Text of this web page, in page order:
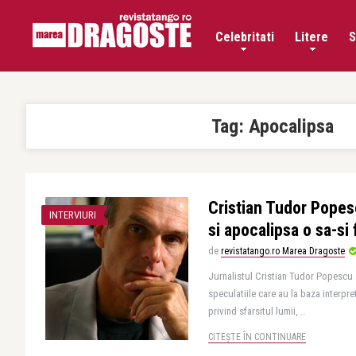
Celebritati Litere
Tag: Apocalipsa
INTERVIURI
Cristian Tudor
si apocalipsa o sa-si
de revistatango.ro Marea Dragoste
Jurnalistul Cristian Tudor Popescu
speculatiile care au la baza
privind sfarsitul lumii, ..
CITEȘTE ÎN CONTINUARE